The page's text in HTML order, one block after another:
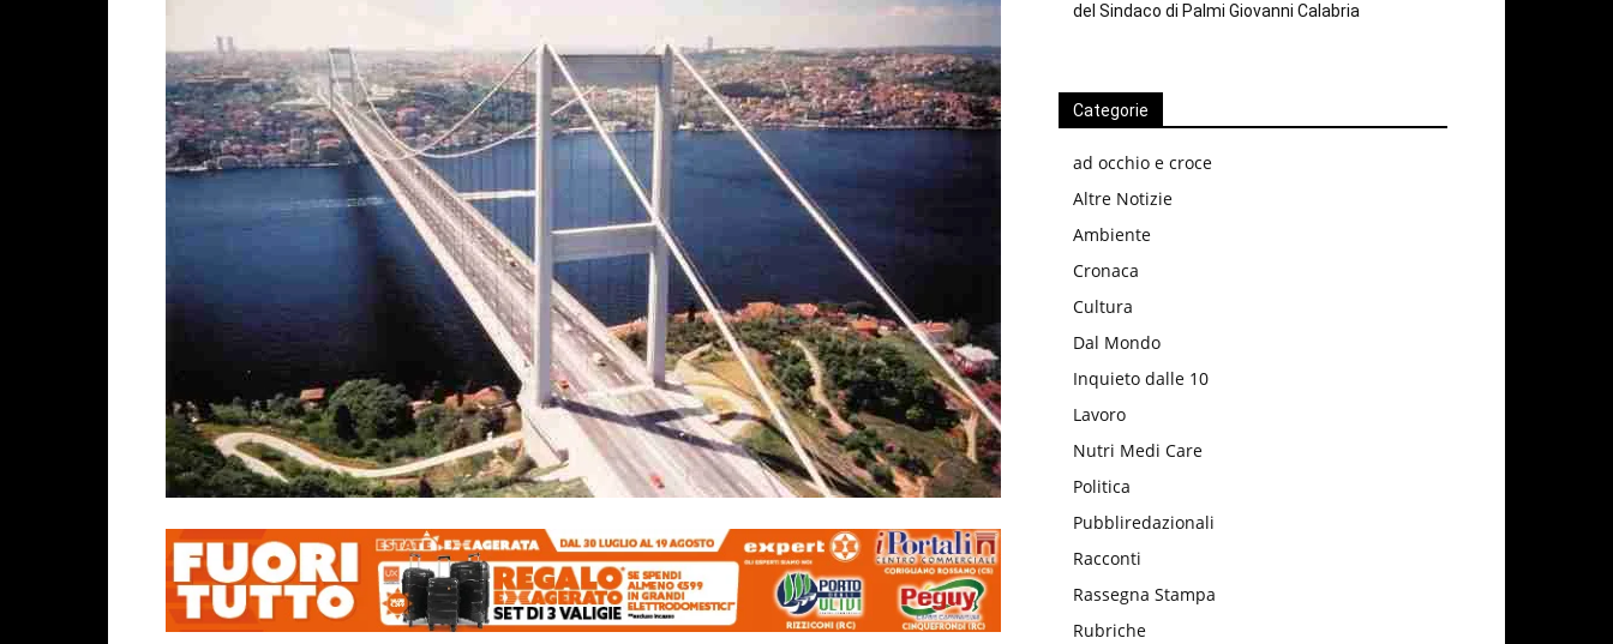
del Sindaco di Palmi Giovanni Calabria
Categorie
ad occhio e croce
Altre Notizie
Ambiente
Cronaca
Cultura
Dal Mondo
Inquieto dalle 10
Lavoro
Nutri Medi Care
Politica
Pubbliredazionali
Racconti
Rassegna Stampa
Rubriche